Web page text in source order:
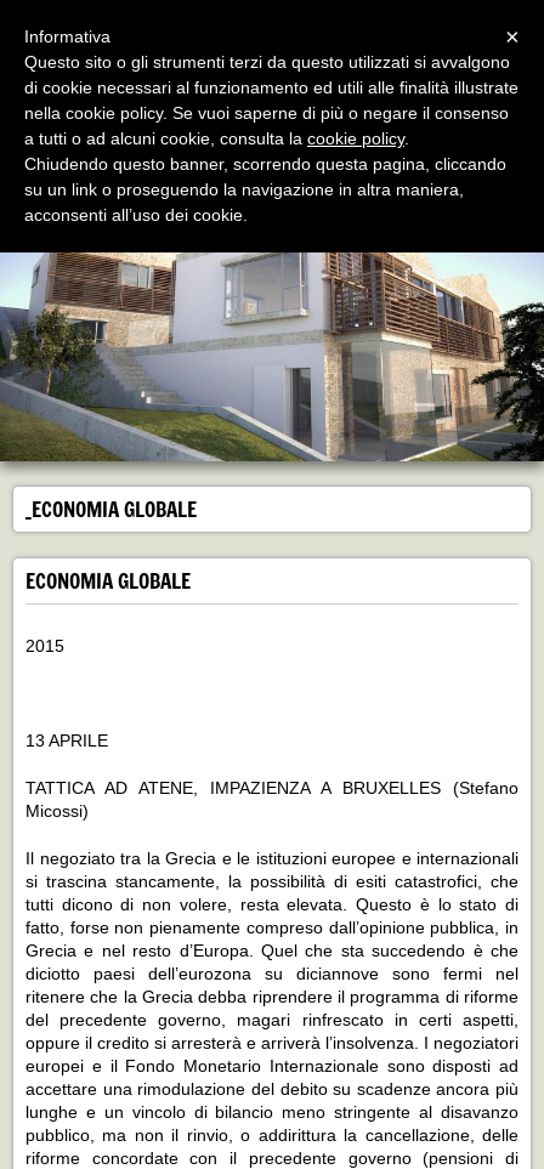
ravagnistudio*ADR
Architetture Atelier
_ECONOMIA GLOBALE
ECONOMIA GLOBALE
2015
13 APRILE
TATTICA AD ATENE, IMPAZIENZA A BRUXELLES (Stefano
Micossi)
Il negoziato tra la Grecia e le istituzioni europee e internazionali
si trascina stancamente, la possibilità di esiti catastrofici, che
tutti dicono di non volere, resta elevata. Questo è lo stato di
fatto, forse non pienamente compreso dall’opinione pubblica, in
Grecia e nel resto d’Europa. Quel che sta succedendo è che
diciotto paesi dell’eurozona su diciannove sono fermi nel
ritenere che la Grecia debba riprendere il programma di riforme
del precedente governo, magari rinfrescato in certi aspetti,
oppure il credito si arresterà e arriverà l’insolvenza. I negoziatori
europei e il Fondo Monetario Internazionale sono disposti ad
accettare una rimodulazione del debito su scadenze ancora più
lunghe e un vincolo di bilancio meno stringente al disavanzo
pubblico, ma non il rinvio, o addirittura la cancellazione, delle
riforme concordate con il precedente governo (pensioni di
×
Informativa
Questo sito o gli strumenti terzi da questo utilizzati si avvalgono
di cookie necessari al funzionamento ed utili alle finalità illustrate
nella cookie policy. Se vuoi saperne di più o negare il consenso
a tutti o ad alcuni cookie, consulta la cookie policy.
Chiudendo questo banner, scorrendo questa pagina, cliccando
su un link o proseguendo la navigazione in altra maniera,
acconsenti all’uso dei cookie.